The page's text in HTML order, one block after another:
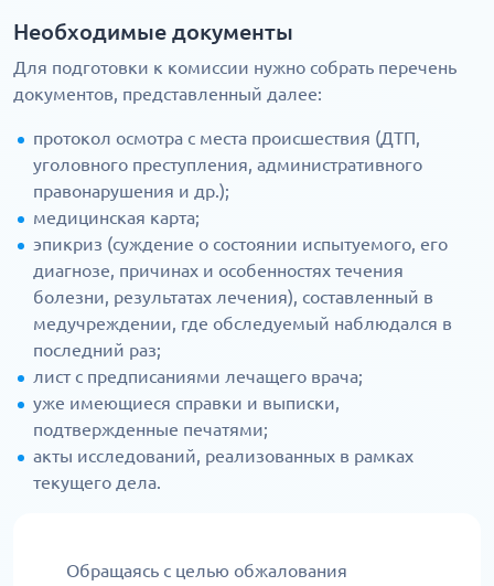
Необходимые документы
Для подготовки к комиссии нужно собрать перечень
документов, представленный далее:
протокол осмотра с места происшествия (ДТП,
уголовного преступления, административного
правонарушения и др.);
медицинская карта;
эпикриз (суждение о состоянии испытуемого, его
диагнозе, причинах и особенностях течения
болезни, результатах лечения), составленный в
медучреждении, где обследуемый наблюдался в
последний раз;
лист с предписаниями лечащего врача;
уже имеющиеся справки и выписки,
подтвержденные печатями;
акты исследований, реализованных в рамках
текущего дела.
Обращаясь с целью обжалования